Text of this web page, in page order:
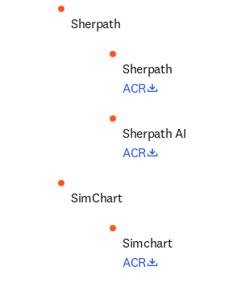
Sherpath
ACR
ACR
SimChart
Simchart
ACR